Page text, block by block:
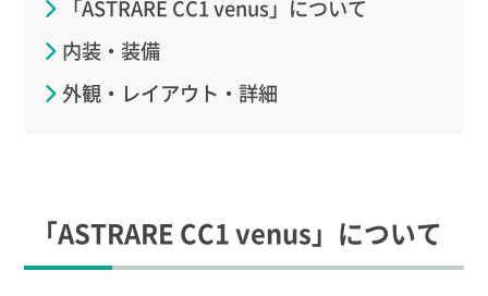
「ASTRARE CC1 venus」について
内装・装備
外観・レイアウト・詳細
「ASTRARE CC1 venus」について